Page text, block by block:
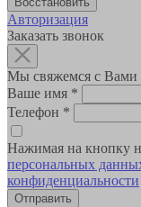
Авторизация
Заказать звонок
Мы свяжемся с Вами
Ваше имя *
Телефон *
Нажимая на кнопку
персональных
конфиденциальности